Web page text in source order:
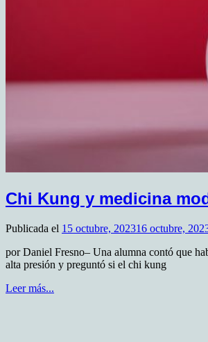
Chi Kung y medicina
Publicada el 15 octubre, 202316 octubre,
por Daniel Fresno– Una alumna contó que
alta presión y preguntó si el chi kung
Leer más...